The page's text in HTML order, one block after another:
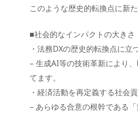
このような歴史的転換点に新
■社会的なインパクトの大きさ
・法務DXの歴史的転換点に立
– 生成AI等の技術革新により
てます。
・経済活動を再定義する社会
– あらゆる合意の根幹である